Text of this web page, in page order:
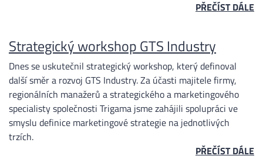
PŘEČÍST DÁLE
Strategický workshop GTS Industry
Dnes se uskutečnil strategický workshop, který definoval
další směr a rozvoj GTS Industry. Za účasti majitele firmy,
regionálních manažerů a strategického a marketingového
specialisty společnosti Trigama jsme zahájili spolupráci ve
smyslu definice marketingové strategie na jednotlivých
trzích.
PŘEČÍST DÁLE